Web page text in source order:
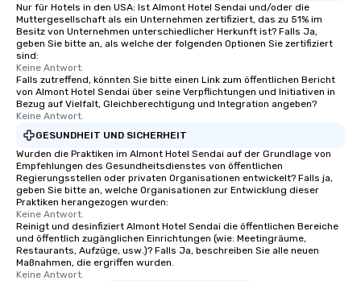
Nur für Hotels in den USA: Ist Almont Hotel Sendai und/oder die
Muttergesellschaft als ein Unternehmen zertifiziert, das zu 51% im
Besitz von Unternehmen unterschiedlicher Herkunft ist? Falls Ja,
geben Sie bitte an, als welche der folgenden Optionen Sie zertifiziert
sind:
Keine Antwort.
Falls zutreffend, könnten Sie bitte einen Link zum öffentlichen Bericht
von Almont Hotel Sendai über seine Verpflichtungen und Initiativen in
Bezug auf Vielfalt, Gleichberechtigung und Integration angeben?
Keine Antwort.
GESUNDHEIT UND SICHERHEIT
Wurden die Praktiken im Almont Hotel Sendai auf der Grundlage von
Empfehlungen des Gesundheitsdienstes von öffentlichen
Regierungsstellen oder privaten Organisationen entwickelt? Falls ja,
geben Sie bitte an, welche Organisationen zur Entwicklung dieser
Praktiken herangezogen wurden:
Keine Antwort.
Reinigt und desinfiziert Almont Hotel Sendai die öffentlichen Bereiche
und öffentlich zugänglichen Einrichtungen (wie: Meetingräume,
Restaurants, Aufzüge, usw.)? Falls Ja, beschreiben Sie alle neuen
Maßnahmen, die ergriffen wurden.
Keine Antwort.